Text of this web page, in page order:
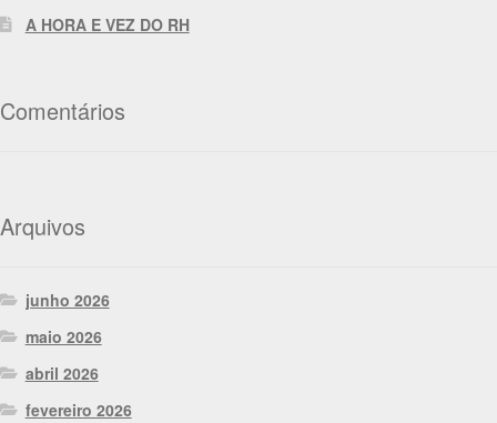
A HORA E VEZ DO RH
Comentários
Arquivos
junho 2026
maio 2026
abril 2026
fevereiro 2026